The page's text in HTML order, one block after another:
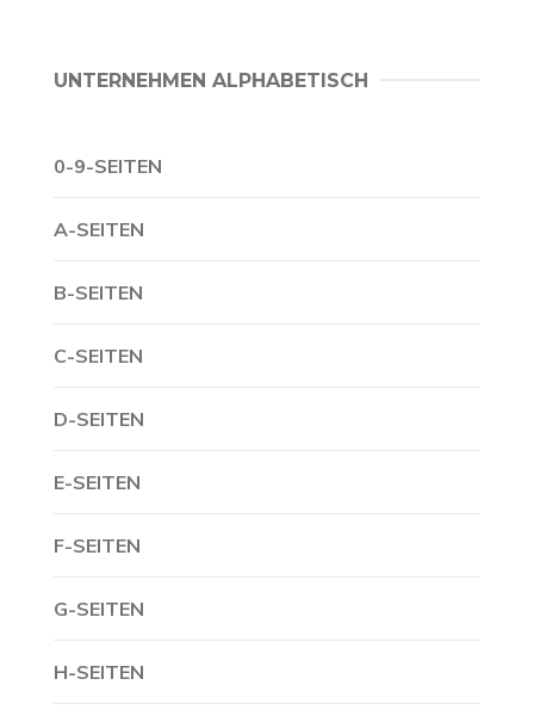
UNTERNEHMEN ALPHABETISCH
0-9-SEITEN
A-SEITEN
B-SEITEN
C-SEITEN
D-SEITEN
E-SEITEN
F-SEITEN
G-SEITEN
H-SEITEN